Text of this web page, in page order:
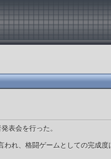
表会を行った。
れ、格闘ゲームとしての完成